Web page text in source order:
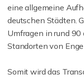
eine allgemeine
deutschen Städten.
Umfragen in rund
Standorten von
Somit wird das